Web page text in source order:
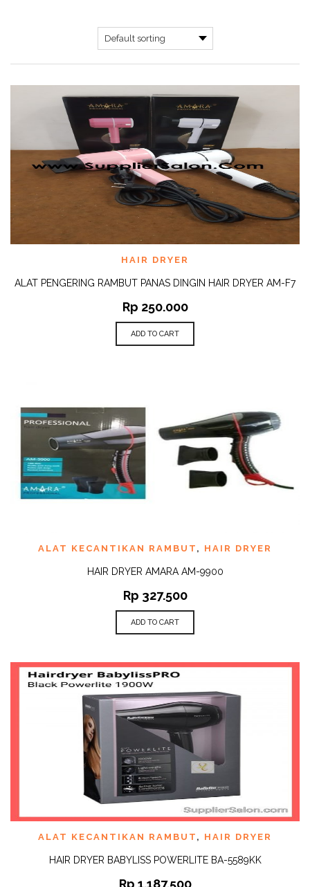
HAIR DRYER
ALAT PENGERING RAMBUT PANAS DINGIN HAIR DRYER AM-F7
Rp 250.000
ADD TO CART
ALAT KECANTIKAN RAMBUT , HAIR DRYER
HAIR DRYER AMARA AM-9900
Rp 327.500
ADD TO CART
ALAT KECANTIKAN RAMBUT , HAIR DRYER
HAIR DRYER BABYLISS POWERLITE BA-5589KK
Rp 1.187.500